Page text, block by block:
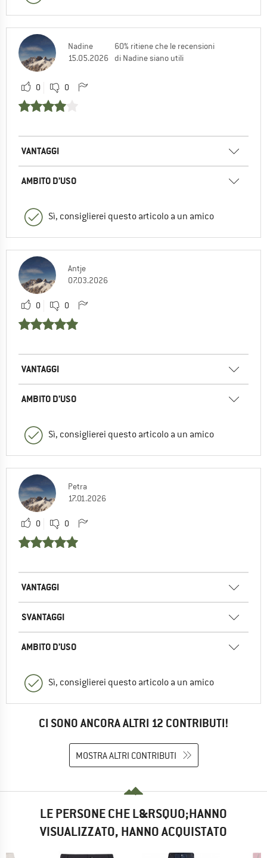
Nadine
15.05.2026
60% ritiene che le recensioni
di Nadine siano utili
0 0
VANTAGGI
AMBITO D’USO
Sì, consiglierei questo articolo a un amico
Antje
07.03.2026
0 0
VANTAGGI
AMBITO D’USO
Sì, consiglierei questo articolo a un amico
Petra
17.01.2026
0 0
VANTAGGI
SVANTAGGI
AMBITO D’USO
Sì, consiglierei questo articolo a un amico
CI SONO ANCORA ALTRI 12 CONTRIBUTI!
MOSTRA ALTRI CONTRIBUTI
LE PERSONE CHE L&RSQUO;HANNO
VISUALIZZATO, HANNO ACQUISTATO